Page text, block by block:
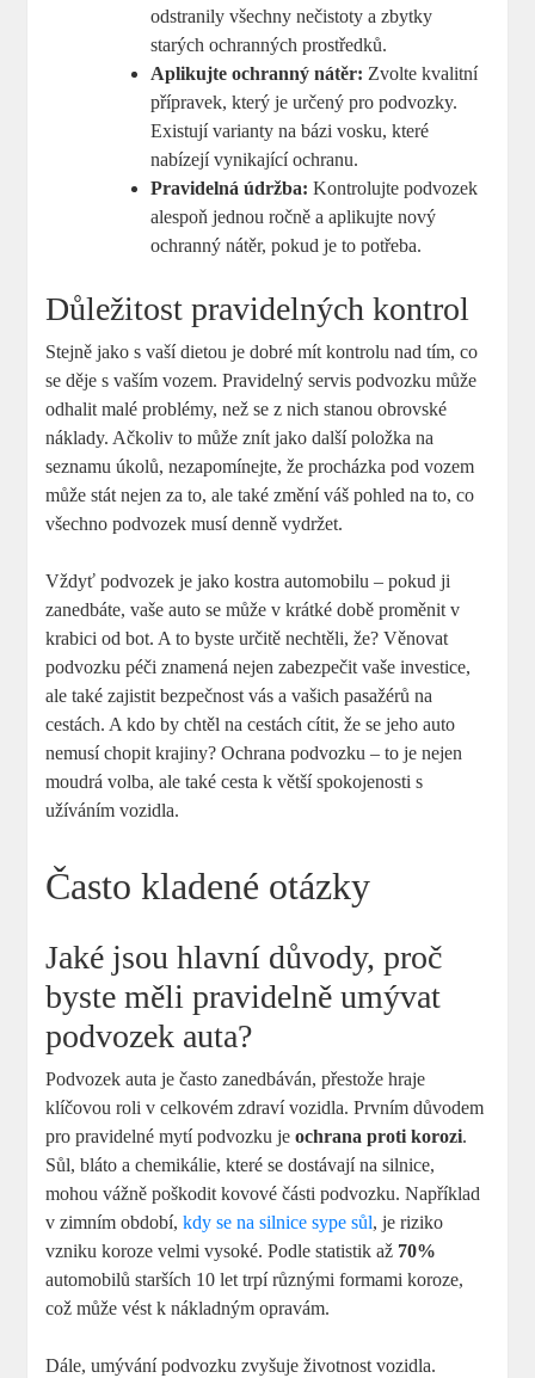
odstranily všechny nečistoty a zbytky
starých ochranných prostředků.
Aplikujte ochranný nátěr: Zvolte kvalitní
přípravek, který je určený pro podvozky.
Existují varianty na bázi vosku, které
nabízejí vynikající ochranu.
Pravidelná údržba: Kontrolujte podvozek
alespoň jednou ročně a aplikujte nový
ochranný nátěr, pokud je to potřeba.
Důležitost pravidelných kontrol
Stejně jako s vaší dietou je dobré mít kontrolu nad tím, co
se děje s vaším vozem. Pravidelný servis podvozku může
odhalit malé problémy, než se z nich stanou obrovské
náklady. Ačkoliv to může znít jako další položka na
seznamu úkolů, nezapomínejte, že procházka pod vozem
může stát nejen za to, ale také změní váš pohled na to, co
všechno podvozek musí denně vydržet.
Vždyť podvozek je jako kostra automobilu – pokud ji
zanedbáte, vaše auto se může v krátké době proměnit v
krabici od bot. A to byste určitě nechtěli, že? Věnovat
podvozku péči znamená nejen zabezpečit vaše investice,
ale také zajistit bezpečnost vás a vašich pasažérů na
cestách. A kdo by chtěl na cestách cítit, že se jeho auto
nemusí chopit krajiny? Ochrana podvozku – to je nejen
moudrá volba, ale také cesta k větší spokojenosti s
užíváním vozidla.
Často kladené otázky
Jaké jsou hlavní důvody, proč
byste měli pravidelně umývat
podvozek auta?
Podvozek auta je často zanedbáván, přestože hraje
klíčovou roli v celkovém zdraví vozidla. Prvním důvodem
pro pravidelné mytí podvozku jeochrana proti korozi.
Sůl, bláto a chemikálie, které se dostávají na silnice,
mohou vážně poškodit kovové části podvozku. Například
v zimním období,kdy se na silnice sype sůl, je riziko
vzniku koroze velmi vysoké. Podle statistik až 70%
automobilů starších 10 let trpí různými formami koroze,
což může vést k nákladným opravám.
Dále, umývání podvozku zvyšuje životnost vozidla.